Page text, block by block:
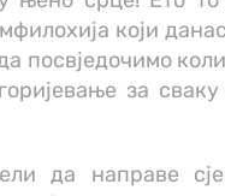
који
посвједочимо
за сваку
да направе